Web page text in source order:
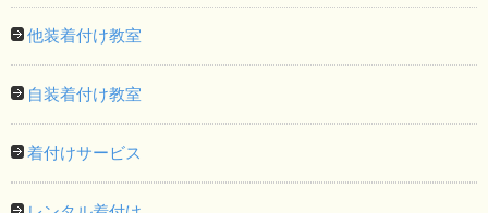
他装着付け教室
自装着付け教室
着付けサービス